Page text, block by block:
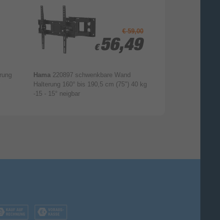
€ 59,00
€ 56,49
€ 56,49
Hama 220897 schwenkbare Wand
Halterung 160° bis 190,5 cm (75") 40 kg
-15 - 15° neigbar